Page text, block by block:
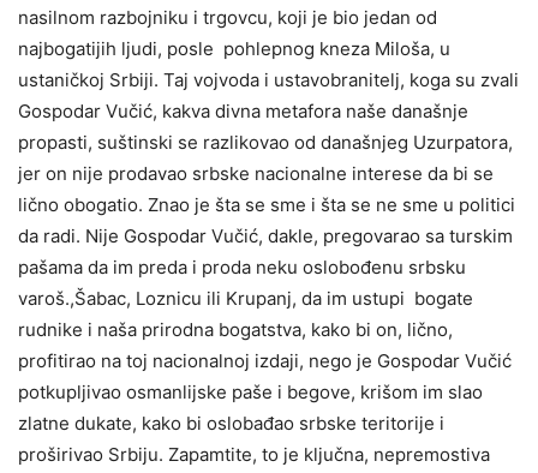
nasilnom razbojniku i trgovcu, koji je bio jedan od
najbogatijih ljudi, posle pohlepnog kneza Miloša, u
ustaničkoj Srbiji. Taj vojvoda i ustavobranitelj, koga su zvali
Gospodar Vučić, kakva divna metafora naše današnje
propasti, suštinski se razlikovao od današnjeg Uzurpatora,
jer on nije prodavao srbske nacionalne interese da bi se
lično obogatio. Znao je šta se sme i šta se ne sme u politici
da radi. Nije Gospodar Vučić, dakle, pregovarao sa turskim
pašama da im preda i proda neku oslobođenu srbsku
varoš.,Šabac, Loznicu ili Krupanj, da im ustupi bogate
rudnike i naša prirodna bogatstva, kako bi on, lično,
profitirao na toj nacionalnoj izdaji, nego je Gospodar Vučić
potkupljivao osmanlijske paše i begove, krišom im slao
zlatne dukate, kako bi oslobađao srbske teritorije i
proširivao Srbiju. Zapamtite, to je ključna, nepremostiva